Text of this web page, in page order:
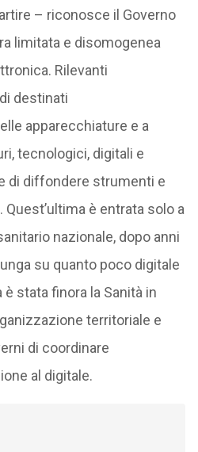
– riconosce il Governo
limitata e disomogenea
Rilevanti
destinati
apparecchiature e a
tecnologici, digitali e
di diffondere strumenti e
. Quest’ultima è entrata solo a
nazionale, dopo anni
su quanto poco digitale
stata finora la Sanità in
territoriale e
di coordinare
al digitale.